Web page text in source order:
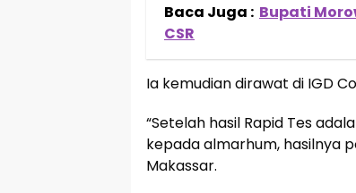
Baca Juga : Bupati
CSR
Ia kemudian dirawat di IGD
“Setelah hasil Rapid Tes
kepada almarhum, hasilnya
Makassar.